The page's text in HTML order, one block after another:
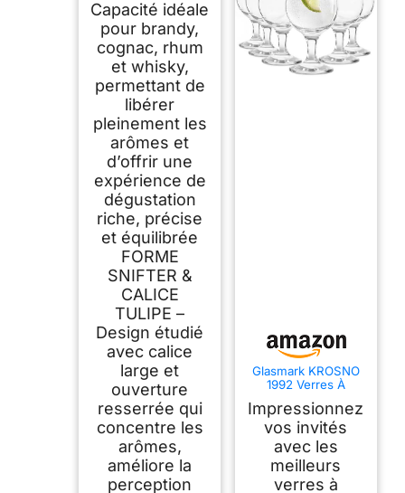
Capacité idéale
pour brandy,
cognac, rhum
et whisky,
permettant de
libérer
pleinement les
arômes et
d’offrir une
expérience de
dégustation
riche, précise
et équilibrée
FORME
SNIFTER &
CALICE
TULIPE –
Design étudié
avec calice
large et
ouverture
resserrée qui
concentre les
arômes,
améliore la
perception
Glasmark KROSNO
1992 Verres À
Champagne
Ensemble De 6
Pièces 350 ml
Impressionnez
vos invités
avec les
meilleurs
verres à